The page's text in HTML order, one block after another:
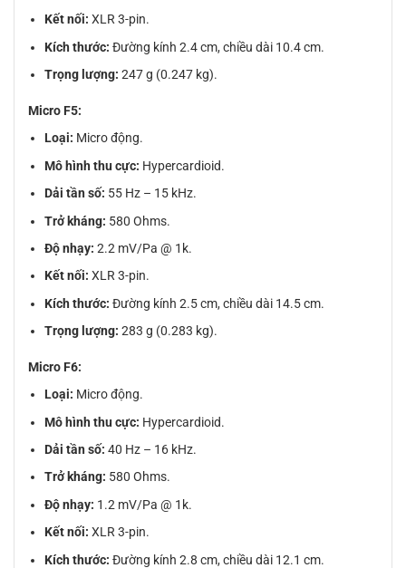
Kết nối: XLR 3-pin.
Kích thước: Đường kính 2.4 cm, chiều dài 10.4 cm.
Trọng lượng: 247 g (0.247 kg).
Micro F5:
Loại: Micro động.
Mô hình thu cực: Hypercardioid.
Dải tần số: 55 Hz – 15 kHz.
Trở kháng: 580 Ohms.
Độ nhạy: 2.2 mV/Pa @ 1k.
Kết nối: XLR 3-pin.
Kích thước: Đường kính 2.5 cm, chiều dài 14.5 cm.
Trọng lượng: 283 g (0.283 kg).
Micro F6:
Loại: Micro động.
Mô hình thu cực: Hypercardioid.
Dải tần số: 40 Hz – 16 kHz.
Trở kháng: 580 Ohms.
Độ nhạy: 1.2 mV/Pa @ 1k.
Kết nối: XLR 3-pin.
Kích thước: Đường kính 2.8 cm, chiều dài 12.1 cm.